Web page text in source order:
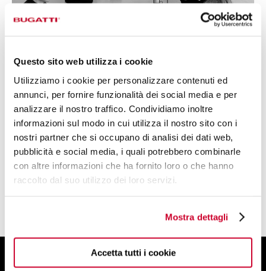
Questo sito web utilizza i cookie
Utilizziamo i cookie per personalizzare contenuti ed
annunci, per fornire funzionalità dei social media e per
analizzare il nostro traffico. Condividiamo inoltre
informazioni sul modo in cui utilizza il nostro sito con i
nostri partner che si occupano di analisi dei dati web,
pubblicità e social media, i quali potrebbero combinarle
con altre informazioni che ha fornito loro o che hanno
raccolto dal suo utilizzo dei loro servizi.
Mostra dettagli
Accetta tutti i cookie
DESIGN BY
BUGATTI DESIGN STUDIO
A TEAM OF DESIGNERS AND PLANNERS
WITH A CREATIVE SOUL
FIND OUT MORE
SIGN UP FOR THE NEWSLETTER